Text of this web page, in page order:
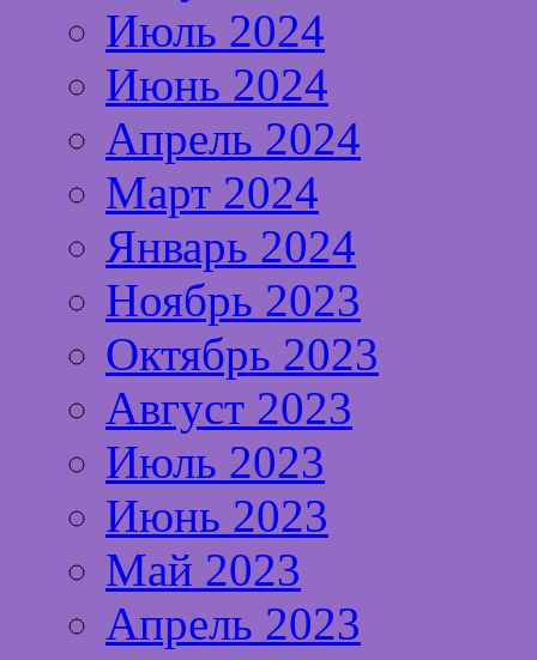
Июль 2024
Июнь 2024
Апрель 2024
Март 2024
Январь 2024
Ноябрь 2023
Октябрь 2023
Август 2023
Июль 2023
Июнь 2023
Май 2023
Апрель 2023